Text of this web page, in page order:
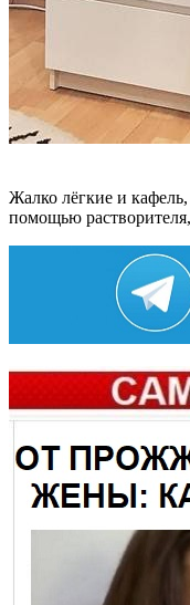
Жалко лёгкие и кафель,
помощью